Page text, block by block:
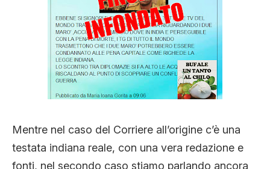
Mentre nel caso del Corriere all’origine c’è una
testata indiana reale, con una vera redazione e
fonti, nel secondo caso stiamo parlando ancora